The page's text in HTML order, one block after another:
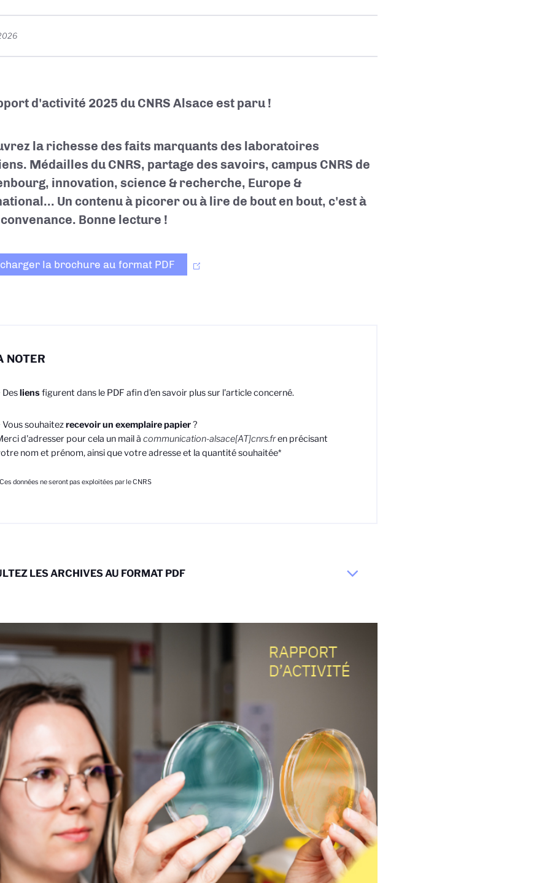
d'activité 2025 du CNRS Alsace est paru !
la richesse des faits marquants des laboratoires
Médailles du CNRS, partage des savoirs, campus CNRS de
innovation, science & recherche, Europe &
Un contenu à picorer ou à lire de bout en bout, c'est à
Bonne lecture !
la brochure au format PDF
NOTER
Desliensfigurent dans le PDF afin d'en savoir plus sur l'article concerné.
Vous souhaitezrecevoir un exemplaire papier?
d'adresser pour cela un mail à communication-alsace[AT]cnrs.fren précisant
nom et prénom, ainsi que votre adresse et la quantité souhaitée*
données ne seront pas exploitées par le CNRS
LES ARCHIVES AU FORMAT PDF